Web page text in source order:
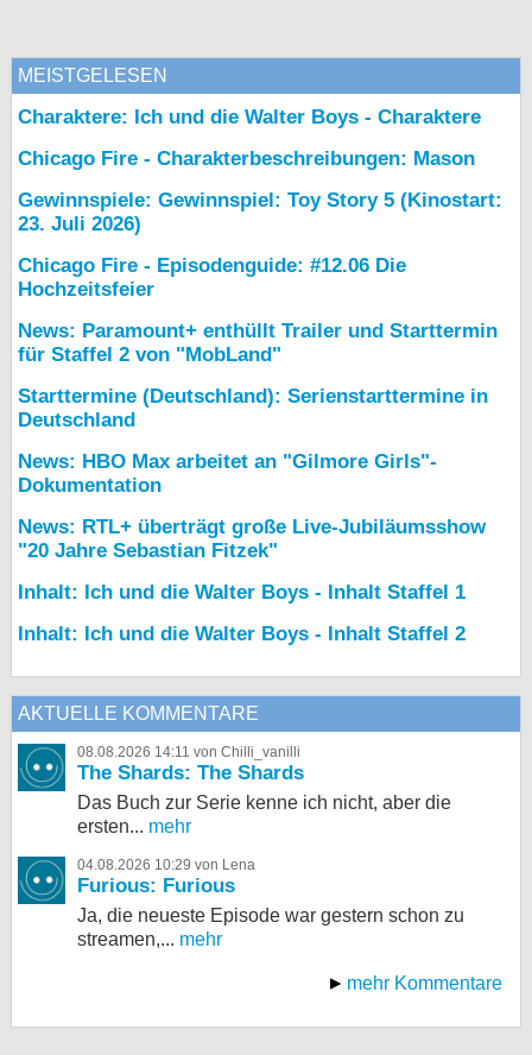
MEISTGELESEN
Charaktere: Ich und die Walter Boys - Charaktere
Chicago Fire - Charakterbeschreibungen: Mason
Gewinnspiele: Gewinnspiel: Toy Story 5 (Kinostart:
23. Juli 2026)
Chicago Fire - Episodenguide: #12.06 Die
Hochzeitsfeier
News: Paramount+ enthüllt Trailer und Starttermin
für Staffel 2 von "MobLand"
Starttermine (Deutschland): Serienstarttermine in
Deutschland
News: HBO Max arbeitet an "Gilmore Girls"-
Dokumentation
News: RTL+ überträgt große Live-Jubiläumsshow
"20 Jahre Sebastian Fitzek"
Inhalt: Ich und die Walter Boys - Inhalt Staffel 1
Inhalt: Ich und die Walter Boys - Inhalt Staffel 2
AKTUELLE KOMMENTARE
08.08.2026 14:11 von Chilli_vanilli
The Shards: The Shards
Das Buch zur Serie kenne ich nicht, aber die
ersten... mehr
04.08.2026 10:29 von Lena
Furious: Furious
Ja, die neueste Episode war gestern schon zu
streamen,... mehr
mehr Kommentare